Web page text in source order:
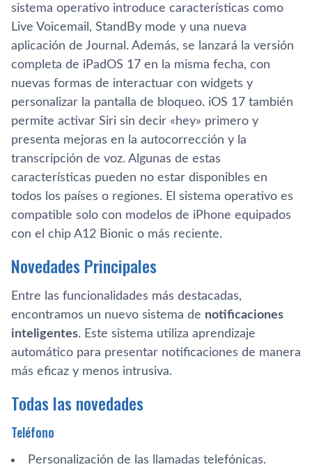
sistema operativo introduce características como
Live Voicemail, StandBy mode y una nueva
aplicación de Journal. Además, se lanzará la versión
completa de iPadOS 17 en la misma fecha, con
nuevas formas de interactuar con widgets y
personalizar la pantalla de bloqueo. iOS 17 también
permite activar Siri sin decir «hey» primero y
presenta mejoras en la autocorrección y la
transcripción de voz. Algunas de estas
características pueden no estar disponibles en
todos los países o regiones. El sistema operativo es
compatible solo con modelos de iPhone equipados
con el chip A12 Bionic o más reciente.
Novedades Principales
Entre las funcionalidades más destacadas,
encontramos un nuevo sistema de notificaciones
inteligentes. Este sistema utiliza aprendizaje
automático para presentar notificaciones de manera
más eficaz y menos intrusiva.
Todas las novedades
Teléfono
Personalización de las llamadas telefónicas.